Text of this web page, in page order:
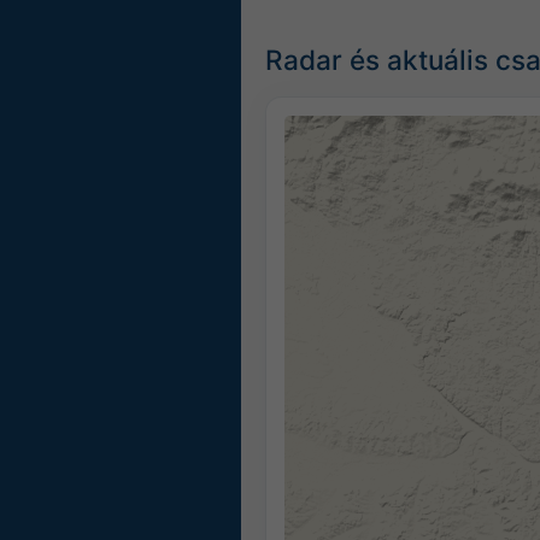
Radar és aktuális